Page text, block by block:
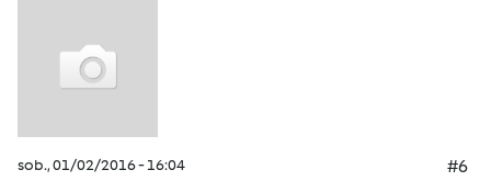
sob., 01/02/2016 - 16:04
#6